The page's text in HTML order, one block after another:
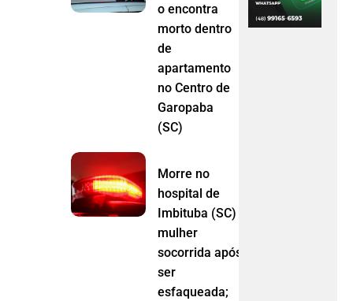
o encontra
morto dentro
de
apartamento
no Centro de
Garopaba
(SC)
Morre no
hospital de
Imbituba (SC)
mulher
socorrida após
ser
esfaqueada;